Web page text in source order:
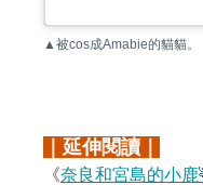
▲被cos成Amabie的貓貓。
｜延伸閱讀｜
《奈良和宮島的小鹿